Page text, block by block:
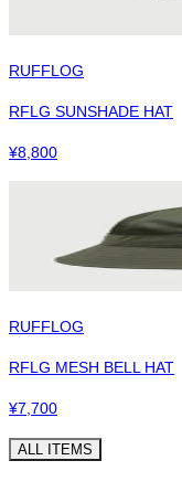
RUFFLOG
RFLG SUNSHADE HAT
¥8,800
RUFFLOG
RFLG MESH BELL HAT
¥7,700
ALL ITEMS